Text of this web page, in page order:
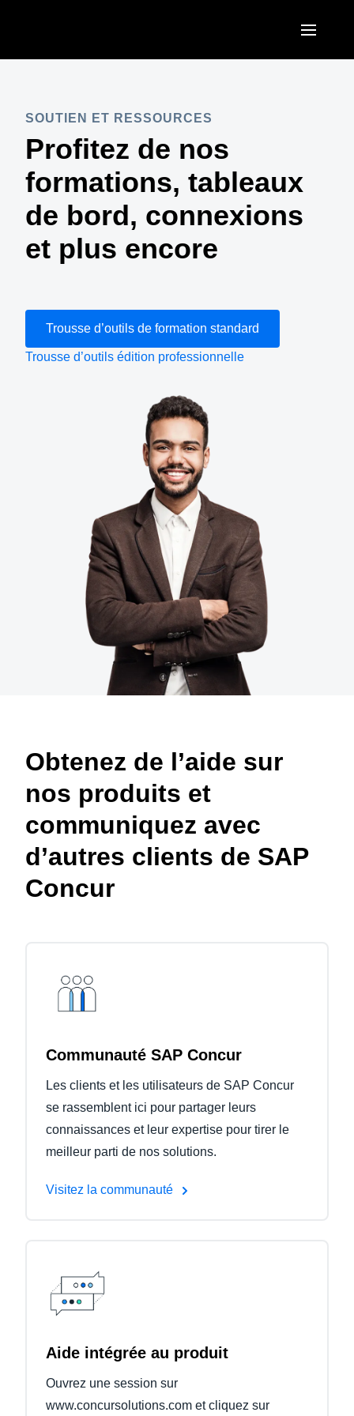
United States (English)
Canada (English)
Canada (Français)
México (Español)
Brasil (Português)
EUROPE
United Kingdom (English)
France (Français)
Deutschland (Deutsch)
Italia (Italiano)
Sweden (English)
Denmark (English)
Belgium (English)
España (Español)
Norway (English)
ASIA PACIFIC
SOUTIEN ET RESSOURCES
Profitez de nos
formations, tableaux
de bord, connexions
et plus encore
Trousse d’outils de formation standard
Trousse d’outils édition professionnelle
Obtenez de l’aide sur
nos produits et
communiquez avec
d’autres clients de SAP
Concur
Communauté SAP Concur
Les clients et les utilisateurs de SAP Concur
se rassemblent ici pour partager leurs
connaissances et leur expertise pour tirer le
meilleur parti de nos solutions.
Visitez la communauté
Aide intégrée au produit
Ouvrez une session sur
www.concursolutions.com et cliquez sur